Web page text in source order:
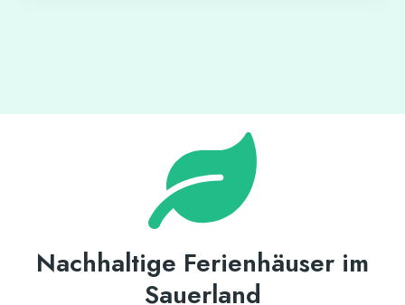
Nachhaltige Ferienhäuser im
Sauerland